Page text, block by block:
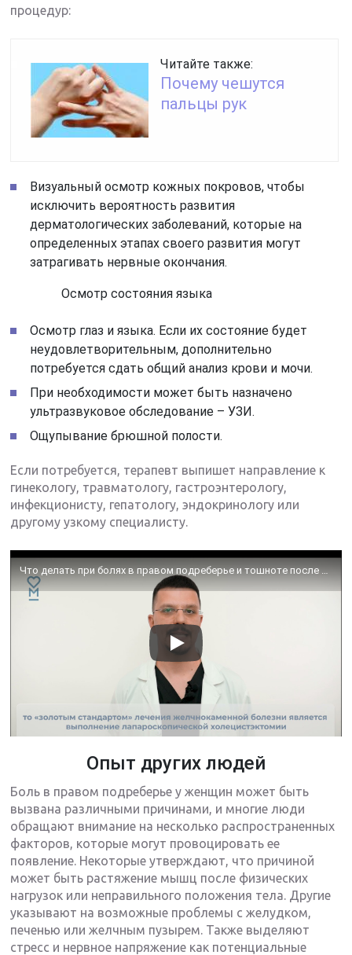
процедур:
Читайте также:
Почему чешутся
пальцы рук
Визуальный осмотр кожных покровов, чтобы
исключить вероятность развития
дерматологических заболеваний, которые на
определенных этапах своего развития могут
затрагивать нервные окончания.
Осмотр состояния языка
Осмотр глаз и языка. Если их состояние будет
неудовлетворительным, дополнительно
потребуется сдать общий анализ крови и мочи.
При необходимости может быть назначено
ультразвуковое обследование – УЗИ.
Ощупывание брюшной полости.
Если потребуется, терапевт выпишет направление к
гинекологу, травматологу, гастроэнтерологу,
инфекционисту, гепатологу, эндокринологу или
другому узкому специалисту.
Опыт других людей
Боль в правом подреберье у женщин может быть
вызвана различными причинами, и многие люди
обращают внимание на несколько распространенных
факторов, которые могут провоцировать ее
появление. Некоторые утверждают, что причиной
может быть растяжение мышц после физических
нагрузок или неправильного положения тела. Другие
указывают на возможные проблемы с желудком,
печенью или желчным пузырем. Также выделяют
стресс и нервное напряжение как потенциальные